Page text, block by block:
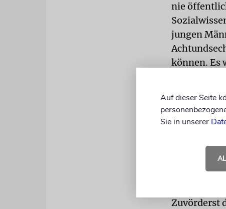
nie
jungen
können. Es
fleißig zu
verzichten.
darüber,
Drittens:
Zuvörderst
Auf dieser Seite
Sie in unserer